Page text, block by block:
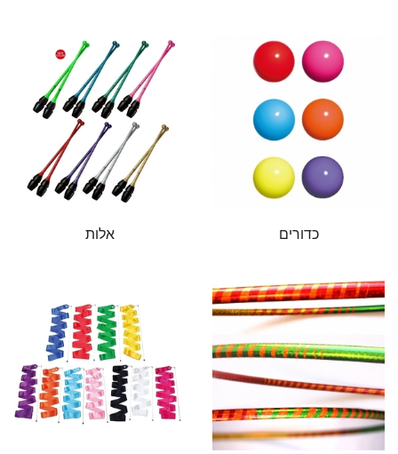
כדורים אלות